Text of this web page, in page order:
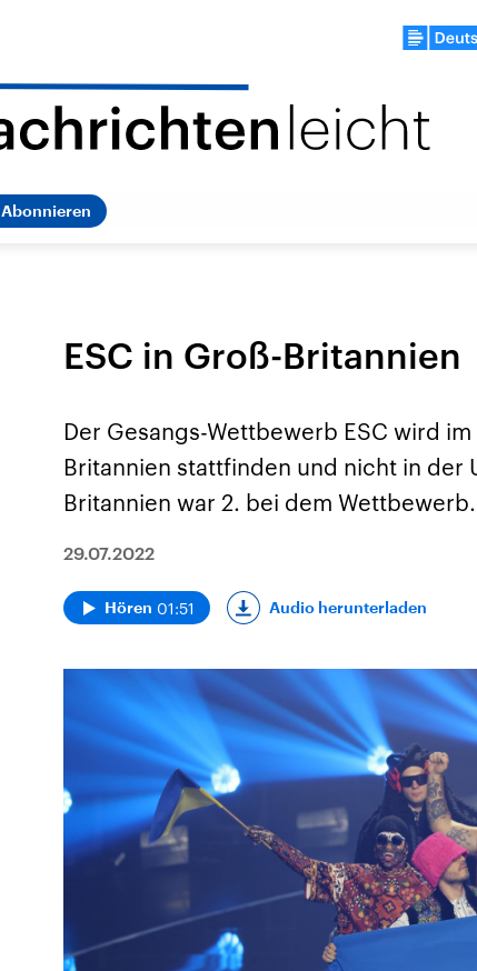
Abonnieren
ESC in Groß-Britannien
Der Gesangs-Wettbewerb ESC wird
Britannien stattfinden und nicht in der
Britannien war 2. bei dem Wettbewerb.
29.07.2022
Hören 01:51 Audio herunterladen